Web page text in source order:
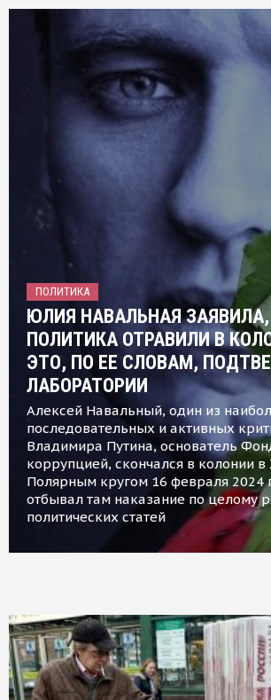
ПОЛИТИКА
ЮЛИЯ НАВАЛЬНАЯ
ПОЛИТИКА ОТРАВИЛИ В
ЭТО, ПО ЕЕ СЛОВАМ,
ЛАБОРАТОРИИ
Алексей Навальный, один из
последовательных и активных
Владимира Путина, основатель
коррупцией, скончался в колонии в
Полярным кругом 16 февраля 2024
отбывал там наказание по целому
политических статей